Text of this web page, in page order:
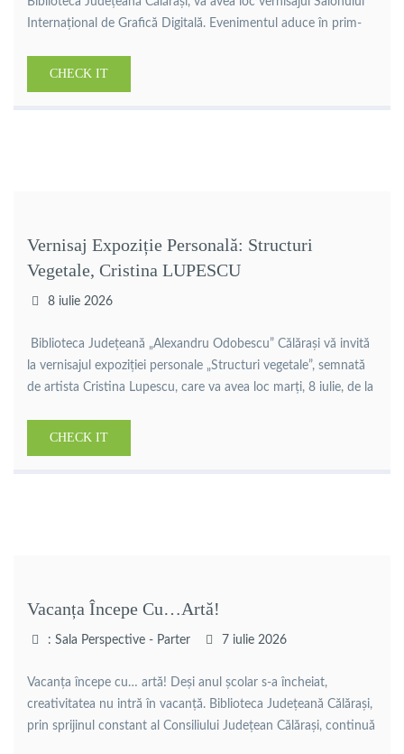
Internațional de Grafică Digitală. Evenimentul aduce în prim-
străinătate, oferind publicului ocazia de a descoperi
CHECK IT
Vernisaj Expoziție Personală: Structuri
Vegetale, Cristina LUPESCU
8 iulie 2026
Biblioteca Județeană „Alexandru Odobescu” Călărași vă invită
la vernisajul expoziției personale „Structuri vegetale”, semnată
de artista Cristina Lupescu, care va avea loc marți, 8 iulie, de la
București și membră stagiară a Filialei de Pictură București a
CHECK IT
Vacanța Începe Cu…artă!
: Sala Perspective - Parter 7 iulie 2026
Vacanța începe cu… artă! Deși anul școlar s-a încheiat,
creativitatea nu intră în vacanță. Biblioteca Județeană Călărași,
prin sprijinul constant al Consiliului Județean Călărași, continuă